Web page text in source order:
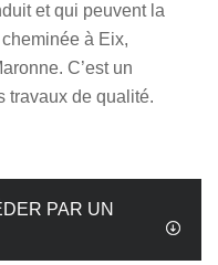
et qui peuvent la
à Eix,
C’est un
travaux de qualité.
PAR UN